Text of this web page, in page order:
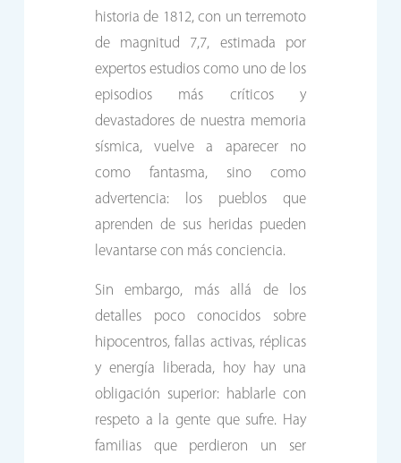
historia de 1812, con un terremoto
de magnitud 7,7, estimada por
expertos estudios como uno de los
episodios más críticos y
devastadores de nuestra memoria
sísmica, vuelve a aparecer no
como fantasma, sino como
advertencia: los pueblos que
aprenden de sus heridas pueden
levantarse con más conciencia.
Sin embargo, más allá de los
detalles poco conocidos sobre
hipocentros, fallas activas, réplicas
y energía liberada, hoy hay una
obligación superior: hablarle con
respeto a la gente que sufre. Hay
familias que perdieron un ser